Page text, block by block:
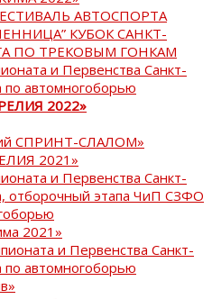
АВТОСПОРТА
КУБОК САНКТ-
ПО ТРЕКОВЫМ ГОНКАМ
и Первенства Санкт-
по автомногоборью
2022»
СПРИНТ-СЛАЛОМ»
2021»
и Первенства Санкт-
отборочный этапа ЧиП СЗФО
2021»
и Первенства Санкт-
по автомногоборью